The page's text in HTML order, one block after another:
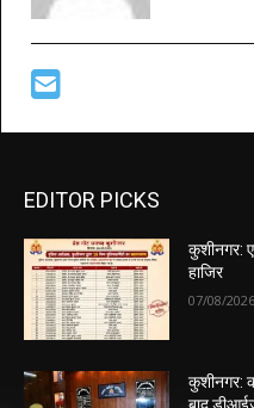
EDITOR PICKS
कुशीनगर:
हाजिर
07/08/2026
कुशीनगर: